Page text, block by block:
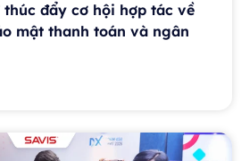
thúc đẩy cơ hội hợp tác về
mật thanh toán và ngân